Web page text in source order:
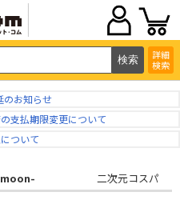
詳細
検索
のお知らせ
支払期限変更について
ついて
二次元コスパ